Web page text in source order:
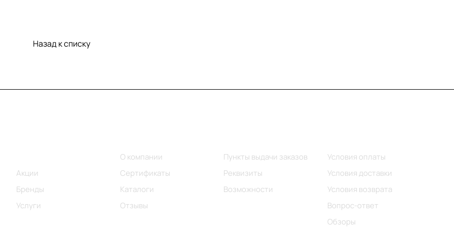
Назад к списку
Акции
Бренды
Услуги
О компании
Сертификаты
Каталоги
Отзывы
Пункты выдачи заказов
Реквизиты
Возможности
Условия оплаты
Условия доставки
Условия возврата
Вопрос-ответ
Обзоры